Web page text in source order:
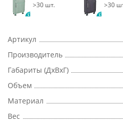
>30 шт. >30
Артикул
Производитель
Габариты (ДхВхГ)
Объем
Материал
Вес